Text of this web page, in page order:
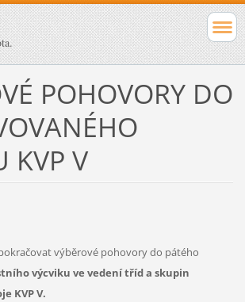
POHOVORY DO
KVP V
výběrové pohovory do pátého
výcviku ve vedení tříd a skupin
KVP V.